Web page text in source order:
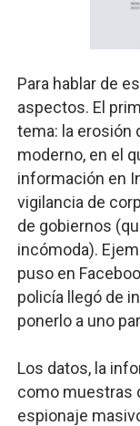
Para hablar de
aspectos. El
tema: la erosión
moderno, en el
información en
vigilancia de
de gobiernos
incómoda).
puso en
policía llegó de
ponerlo a uno
Los datos, la
como muestras
espionaje